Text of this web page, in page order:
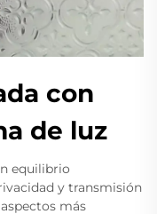
con
de luz
equilibrio
y transmisión
más